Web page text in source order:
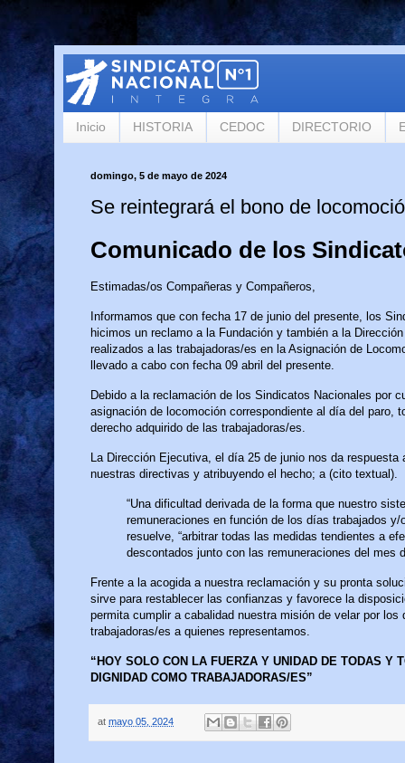
Inicio HISTORIA CEDOC DIRECTORIO
domingo, 5 de mayo de 2024
Se reintegrará el bono de
Comunicado de los
Estimadas/os Compañeras y Compañeros,
Informamos que con fecha 17 de junio del presente, los
hicimos un reclamo a la Fundación y también a la
realizados a las trabajadoras/es en la Asignación de
llevado a cabo con fecha 09 abril del presente.
Debido a la reclamación de los Sindicatos Nacionales por
asignación de locomoción correspondiente al día del paro,
derecho adquirido de las trabajadoras/es.
La Dirección Ejecutiva, el día 25 de junio nos da
nuestras directivas y atribuyendo el hecho; a (cito textual).
“Una dificultad derivada de la forma que nuestro
remuneraciones en función de los días trabajados y/
resuelve, “arbitrar todas las medidas tendientes a
descontados junto con las remuneraciones del mes
Frente a la acogida a nuestra reclamación y su pronta
sirve para restablecer las confianzas y favorece la
permita cumplir a cabalidad nuestra misión de velar por
trabajadoras/es a quienes representamos.
“HOY SOLO CON LA FUERZA Y UNIDAD DE TODAS Y
DIGNIDAD COMO TRABAJADORAS/ES”
at mayo 05, 2024